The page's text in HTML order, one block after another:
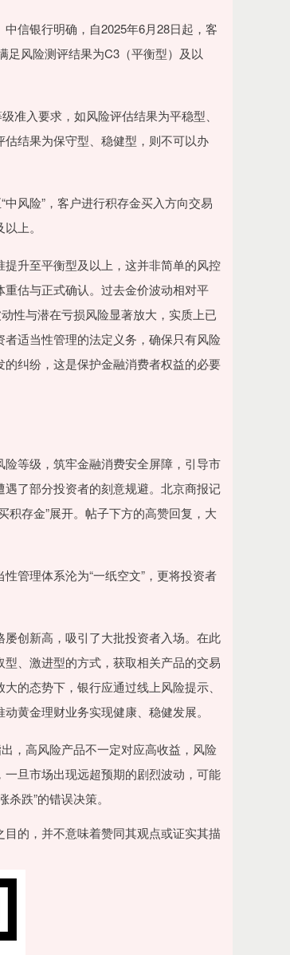
信银行明确，自2025年6月28日起，客
足风险测评结果为C3（平衡型）及以
入要求，如风险评估结果为平稳型、
结果为保守型、稳健型，则不可以办
风险”，客户进行积存金买入方向交易
上。
升至平衡型及以上，这并非简单的风控
估与正式确认。过去金价波动相对平
性与潜在亏损风险显著放大，实质上已
适当性管理的法定义务，确保只有风险
纠纷，这是保护金融消费者权益的必要
等级，筑牢金融消费安全屏障，引导市
了部分投资者的刻意规避。北京商报记
积存金”展开。帖子下方的高赞回复，大
管理体系沦为“一纸空文”，更将投资者
创新高，吸引了大批投资者入场。在此
、激进型的方式，获取相关产品的交易
的态势下，银行应通过线上风险提示、
黄金理财业务实现健康、稳健发展。
，高风险产品不一定对应高收益，风险
旦市场出现远超预期的剧烈波动，可能
跌”的错误决策。
的，并不意味着赞同其观点或证实其描